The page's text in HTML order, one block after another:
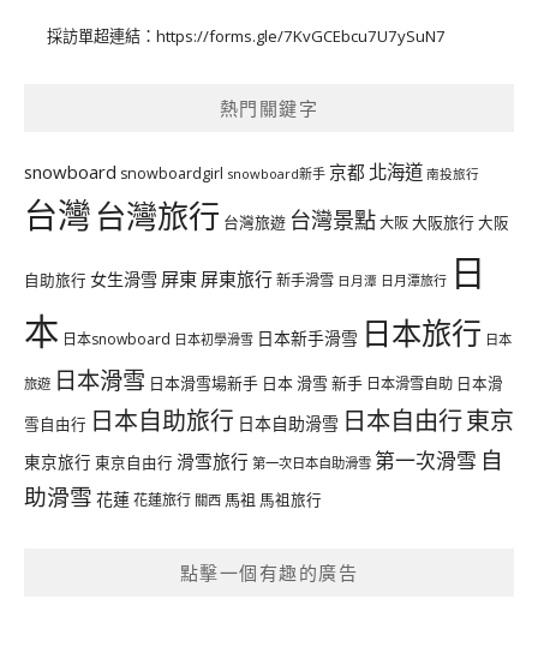
採訪單超連結： https://forms.gle/7KvGCEbcu7U7ySuN7
熱門關鍵字
snowboard snowboardgirl snowboard新手 京都 北海道 南投旅行
台灣台灣旅行 台灣旅遊 台灣景點大阪大阪旅行大阪
自助旅行 女生滑雪 屏東 屏東旅行新手滑雪 日月潭 日月潭旅行 日
本 日本snowboard 日本初學滑雪 日本新手滑雪 日本旅行 日本
旅遊 日本滑雪 日本滑雪場新手 日本 滑雪 新手 日本滑雪自助 日本滑
雪自由行 日本自助旅行 日本自助滑雪 日本自由行東京
東京旅行 東京自由行 滑雪旅行 第一次日本自助滑雪 第一次滑雪 自
助滑雪 花蓮花蓮旅行 關西 馬祖 馬祖旅行
點擊一個有趣的廣告